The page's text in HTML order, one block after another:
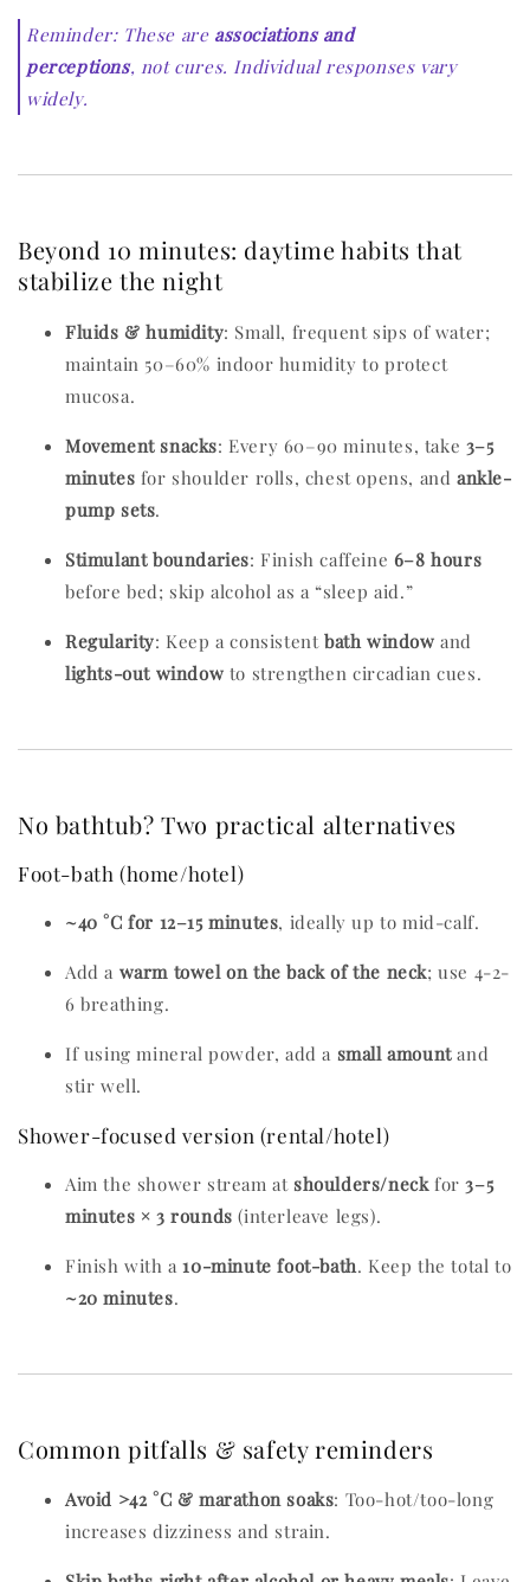
Reminder: These are associations and
perceptions, not cures. Individual responses vary
widely.
Beyond 10 minutes: daytime habits that
stabilize the night
Fluids & humidity: Small, frequent sips of water;
maintain 50–60% indoor humidity to protect
mucosa.
Movement snacks: Every 60–90 minutes, take 3–5
minutes for shoulder rolls, chest opens, andankle-
pump sets.
Stimulant boundaries: Finish caffeine 6–8 hours
before bed; skip alcohol as a “sleep aid.”
Regularity: Keep a consistent bath window and
lights-out window to strengthen circadian cues.
No bathtub? Two practical alternatives
Foot-bath (home/hotel)
~40 °C for 12–15 minutes, ideally up to mid-calf.
Add a warm towel on the back of the neck; use 4-2-
6 breathing.
If using mineral powder, add a small amountand
stir well.
Shower-focused version (rental/hotel)
Aim the shower stream at shoulders/neck for3–5
minutes × 3 rounds (interleave legs).
Finish with a10-minute foot-bath. Keep the total to
~20 minutes.
Common pitfalls & safety reminders
Avoid >42 °C & marathon soaks: Too-hot/too-long
increases dizziness and strain.